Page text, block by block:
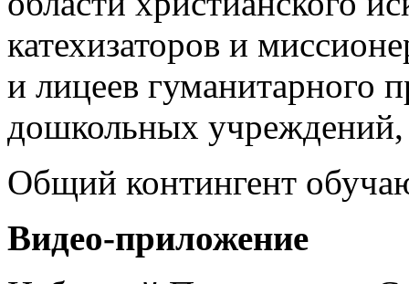
катехизаторов и
и лицеев гуманитарного
дошкольных учреждений,
Общий контингент
Видео-приложение